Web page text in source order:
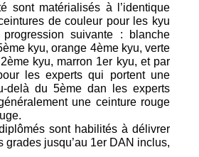
sont matérialisés à l’identique
de couleur pour les kyu
suivante : blanche
kyu, orange 4ème kyu, verte
kyu, marron 1er kyu, et par
les experts qui portent une
delà du 5ème dan les experts
une ceinture rouge
sont habilités à délivrer
grades jusqu’au 1er DAN inclus,